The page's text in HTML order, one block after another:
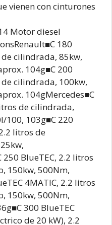
vienen con cinturones
Motor diesel
180
cilindrada, 85kw,
104g■C 200
cilindrada, 100kw,
104gMercedes■C
de cilindrada,
100, 103g■C 220
litros de
BlueTEC, 2.2 litros
150kw, 500Nm,
4MATIC, 2.2 litros
150kw, 500Nm,
300 BlueTEC
de 20 kW), 2.2